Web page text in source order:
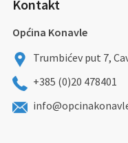
Kontakt
Općina Konavle
Trumbićev put 7,
+385 (0)20 478401